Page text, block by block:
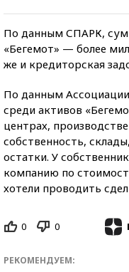
По данным СПАРК,
«Бегемот» — более
же и кредиторская
По данным
среди активов
центрах,
собственность,
остатки. У
компанию по
хотели проводить
0 0
РЕКОМЕНДУЕМ: